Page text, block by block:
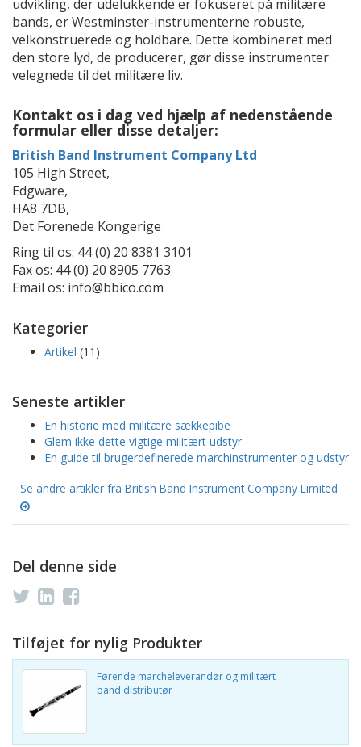
udvikling, der udelukkende er fokuseret på militære
bands, er Westminster-instrumenterne robuste,
velkonstruerede og holdbare. Dette kombineret med
den store lyd, de producerer, gør disse instrumenter
velegnede til det militære liv.
Kontakt os i dag ved hjælp af nedenstående
formular eller disse detaljer:
British Band Instrument Company Ltd
105 High Street,
Edgware,
HA8 7DB,
Det Forenede Kongerige
Ring til os: 44 (0) 20 8381 3101
Fax os: 44 (0) 20 8905 7763
Email os: info@bbico.com
Kategorier
Artikel (11)
Seneste artikler
En historie med militære sækkepibe
Glem ikke dette vigtige militært udstyr
En guide til brugerdefinerede marchinstrumenter og udstyr
Se andre artikler fra British Band Instrument Company Limited
Del denne side
Tilføjet for nylig Produkter
Førende marcheleverandør og militært
band distributør